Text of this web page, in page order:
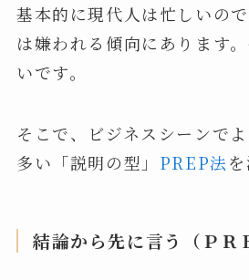
基本的に現代人は忙しいの
は嫌われる傾向にあります
いです。
そこで、ビジネスシーンで
多い「説明の型」 PREP法
結論から先に言う（ＰＲ